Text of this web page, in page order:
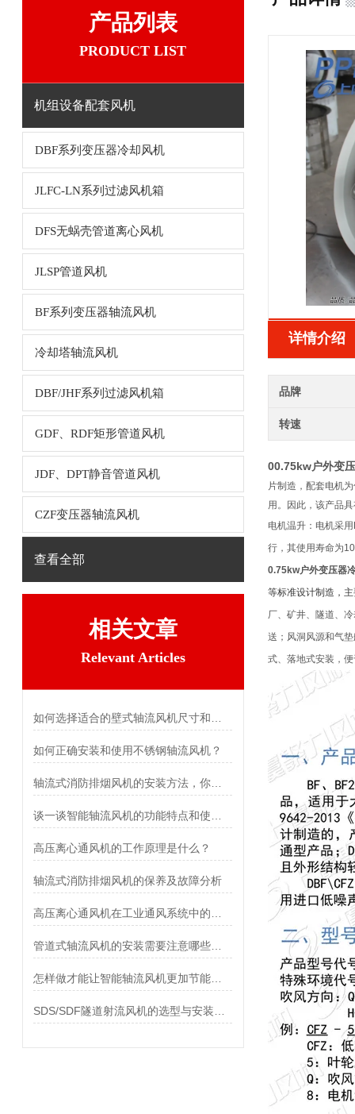
产品列表
PRODUCT LIST
机组设备配套风机
DBF系列变压器冷却风机
JLFC-LN系列过滤风机箱
DFS无蜗壳管道离心风机
JLSP管道风机
BF系列变压器轴流风机
冷却塔轴流风机
DBF/JHF系列过滤风机箱
GDF、RDF矩形管道风机
JDF、DPT静音管道风机
CZF变压器轴流风机
查看全部
相关文章
Relevant Articles
如何正确安装和使用不锈钢轴流风机？
高压离心通风机的工作原理是什么？
轴流式消防排烟风机的保养及故障分析
详情介绍
品牌
转速
00.75kw户外变
片制造，配套电机
用。因此，该产品
电机温升：电机采用
行，其使用寿命为10
0.75kw户外变压器
等标准设计制造，
厂、矿井、隧道、
送；风洞风源和气
式、落地式安装，